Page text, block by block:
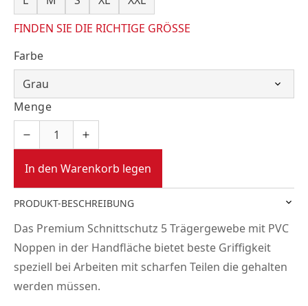
FINDEN SIE DIE RICHTIGE GRÖSSE
Farbe
Menge
In den Warenkorb legen
PRODUKT-BESCHREIBUNG
Das Premium Schnittschutz 5 Trägergewebe mit PVC
Noppen in der Handfläche bietet beste Griffigkeit
speziell bei Arbeiten mit scharfen Teilen die gehalten
werden müssen.